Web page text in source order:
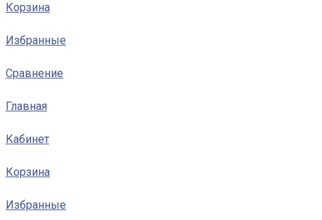
Корзина
Избранные
Сравнение
Главная
Кабинет
Корзина
Избранные